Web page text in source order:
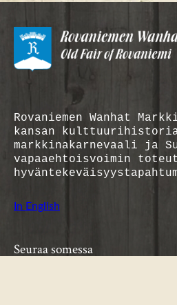
Rovaniemen Wanhat
kansan
markkinakarnevaali ja
vapaaehtoisvoimin
In English
Seuraa somessa